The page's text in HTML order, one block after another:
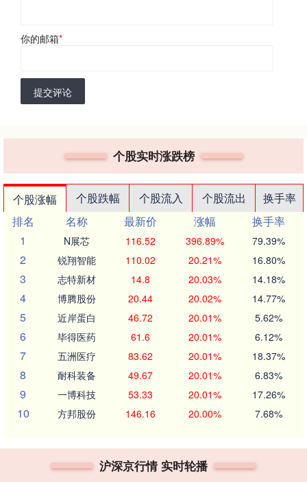
你的邮箱*
提交评论
个股实时涨跌榜
个股涨幅 个股跌幅 个股流入 个股流出
换手率
排名
名称 最新价 涨幅
换手率
1
N展芯 116.52 396.89% 79.39%
2 锐翔智能 110.02 20.21% 16.80%
3 志特新材 14.8 20.03% 14.18%
4 博腾股份 20.44 20.02% 14.77%
5 近岸蛋白 46.72 20.01% 5.62%
6 毕得医药 61.6 20.01% 6.12%
7 五洲医疗 83.62 20.01% 18.37%
8 耐科装备 49.67 20.01% 6.83%
9 一博科技 53.33 20.01% 17.26%
10 方邦股份 146.16 20.00% 7.68%
沪深京行情 实时轮播